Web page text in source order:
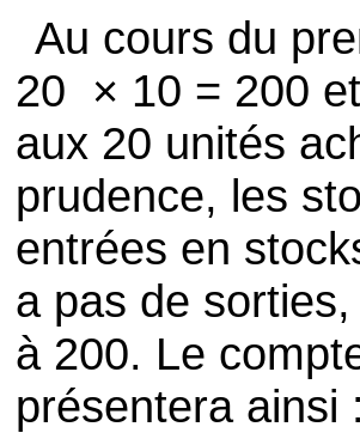
Au cours du
20 × 10 = 200
aux 20 unités
prudence, les
entrées en
a pas de
à 200. Le
présentera ainsi :